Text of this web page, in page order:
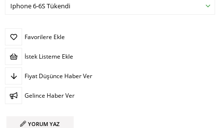
Favorilere Ekle
İstek Listeme Ekle
Fiyat Düşünce Haber Ver
Gelince Haber Ver
YORUM YAZ